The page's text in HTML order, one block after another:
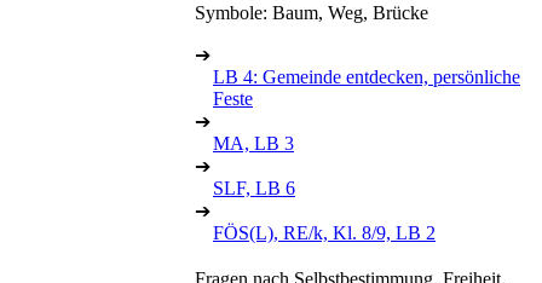
Symbole: Baum, Weg, Brücke
➔
LB 4: Gemeinde entdecken, persönliche
Feste
➔
MA, LB 3
➔
SLF, LB 6
➔
FÖS(L), RE/k, Kl. 8/9, LB 2
Fragen nach Selbstbestimmung, Freiheit,